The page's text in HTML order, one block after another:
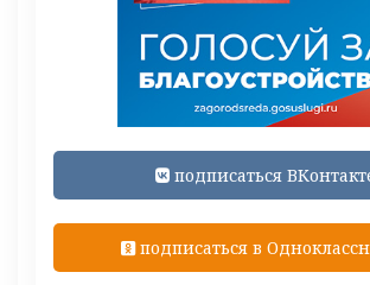
подписаться
подписаться в